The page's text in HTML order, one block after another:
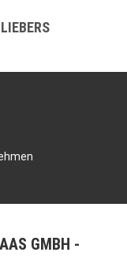
GMBH